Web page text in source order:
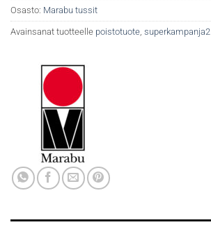
Osasto: Marabu tussit
Avainsanat tuotteelle poistotuote, superkampanja2